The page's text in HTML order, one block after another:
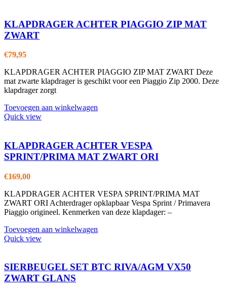
KLAPDRAGER ACHTER PIAGGIO ZIP MAT
ZWART
€79,95
KLAPDRAGER ACHTER PIAGGIO ZIP MAT ZWART Deze
mat zwarte klapdrager is geschikt voor een Piaggio Zip 2000. Deze
klapdrager zorgt
Toevoegen aan winkelwagen
Quick view
KLAPDRAGER ACHTER VESPA
SPRINT/PRIMA MAT ZWART ORI
€169,00
KLAPDRAGER ACHTER VESPA SPRINT/PRIMA MAT
ZWART ORI Achterdrager opklapbaar Vespa Sprint / Primavera
Piaggio origineel. Kenmerken van deze klapdager: –
Toevoegen aan winkelwagen
Quick view
SIERBEUGEL SET BTC RIVA/AGM VX50
ZWART GLANS